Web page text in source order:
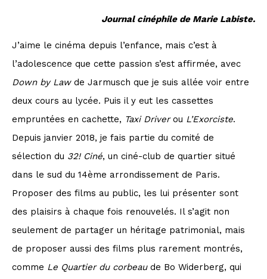
Journal cinéphile de Marie Labiste.
J’aime le cinéma depuis l’enfance, mais c’est à
l’adolescence que cette passion s’est affirmée, avec
Down by Lawde Jarmusch que je suis allée voir entre
deux cours au lycée. Puis il y eut les cassettes
empruntées en cachette, Taxi Driverou L’Exorciste.
Depuis janvier 2018, je fais partie du comité de
sélection du 32! Ciné, un ciné-club de quartier situé
dans le sud du 14ème arrondissement de Paris.
Proposer des films au public, les lui présenter sont
des plaisirs à chaque fois renouvelés. Il s’agit non
seulement de partager un héritage patrimonial, mais
de proposer aussi des films plus rarement montrés,
comme Le Quartier du corbeaude Bo Widerberg, qui